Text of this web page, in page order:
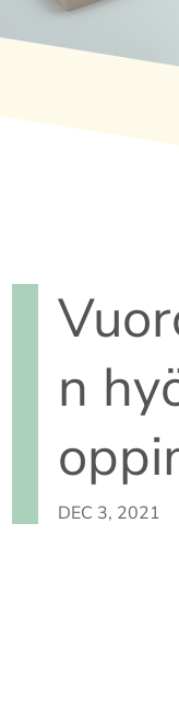
n
DEC 3, 2021